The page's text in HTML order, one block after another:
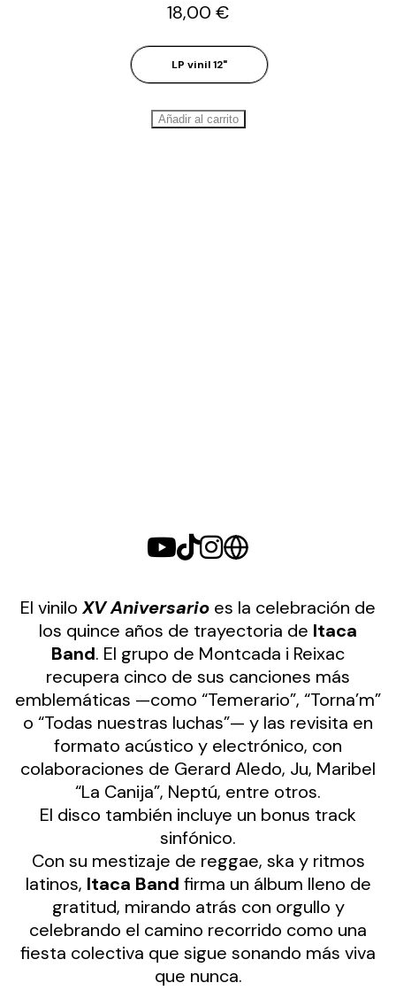
18,00 €
LP vinil 12"
Añadir al carrito
El vinilo XV Aniversario es la celebración de
los quince años de trayectoria de Itaca
Band. El grupo de Montcada i Reixac
recupera cinco de sus canciones más
emblemáticas —como “Temerario”, “Torna’m”
o “Todas nuestras luchas”— y las revisita en
formato acústico y electrónico, con
colaboraciones de Gerard Aledo, Ju, Maribel
“La Canija”, Neptú, entre otros.
El disco también incluye un bonus track
sinfónico.
Con su mestizaje de reggae, ska y ritmos
latinos, Itaca Band firma un álbum lleno de
gratitud, mirando atrás con orgullo y
celebrando el camino recorrido como una
fiesta colectiva que sigue sonando más viva
que nunca.